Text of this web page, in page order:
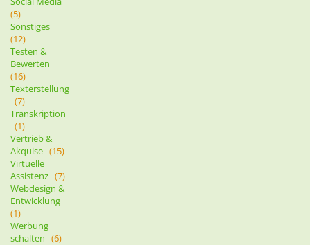
(5)
Sonstiges
(12)
Testen &
Bewerten
(16)
Texterstellung
(7)
Transkription
(1)
Vertrieb &
Akquise (15)
Virtuelle
Assistenz (7)
Webdesign &
Entwicklung
(1)
Werbung
schalten (6)